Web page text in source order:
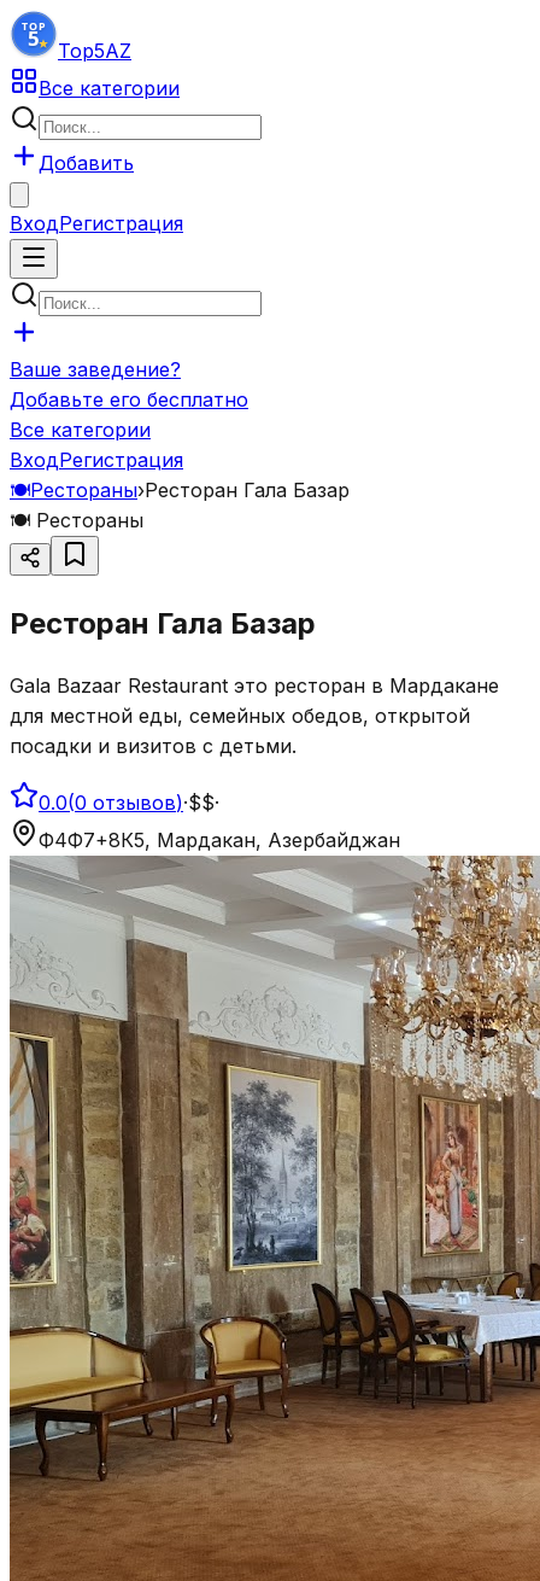
Top5AZ
Все категории
Добавить
ВходРегистрация
Ваше заведение?
Добавьте его бесплатно
Все категории
ВходРегистрация
🍽️Рестораны›Ресторан Гала Базар
🍽️ Рестораны
Ресторан Гала Базар
Gala Bazaar Restaurant это ресторан в Мардакане
для местной еды, семейных обедов, открытой
посадки и визитов с детьми.
0.0(0 отзывов)·$$·
Ф4Ф7+8К5, Мардакан, Азербайджан